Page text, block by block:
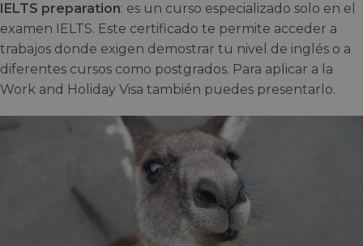
IELTS preparation: es un curso especializado solo en el
examen IELTS. Este certificado te permite acceder a
trabajos donde exigen demostrar tu nivel de inglés o a
diferentes cursos como postgrados. Para aplicar a la
Work and Holiday Visa también puedes presentarlo.